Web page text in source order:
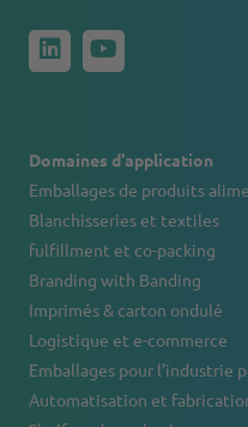
Domaines d'application
Emballages de produits
Blanchisseries et textiles
fulfillment et co-packing
Branding with Banding
Imprimés & carton ondulé
Logistique et e-commerce
Emballages pour l’industrie
Automatisation et